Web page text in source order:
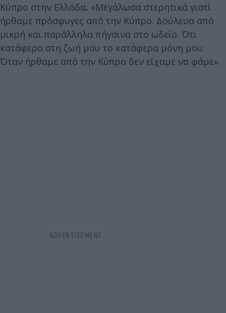
Κύπρο στην Ελλάδα. «Μεγάλωσα στερητικά γιατί
ήρθαμε πρόσφυγες από την Κύπρο. Δούλευα από
μικρή και παράλληλα πήγαινα στο ωδείο. Ότι
κατάφερα στη ζωή μου το κατάφερα μόνη μου.
Όταν ήρθαμε από την Κύπρο δεν είχαμε να φάμε».